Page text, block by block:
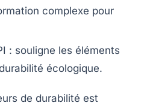
complexe pour
: souligne les éléments
écologique.
de durabilité est